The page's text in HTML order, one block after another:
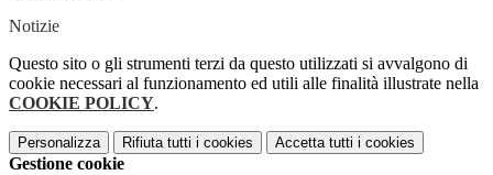
Notizie
Questo sito o gli strumenti terzi da questo utilizzati si avvalgono di
cookie necessari al funzionamento ed utili alle finalità illustrate nella
COOKIE POLICY.
Personalizza Rifiuta tutti i cookies Accetta tutti i cookies
Gestione cookie